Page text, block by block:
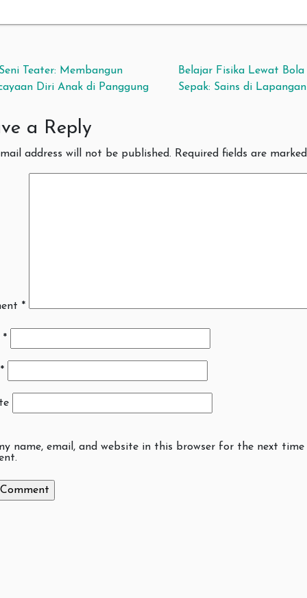
navigation
Teater: Membangun
Diri Anak di Panggung
Belajar Fisika Lewat Bola
Sepak: Sains di Lapangan
a Reply
address will not be published. Required fields are marked
*
*
*
name, email, and website in this browser for the next time I